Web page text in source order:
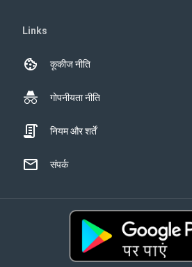
Links
कूकीज नीति
गोपनीयता नीति
नियम और शर्तें
संपर्क